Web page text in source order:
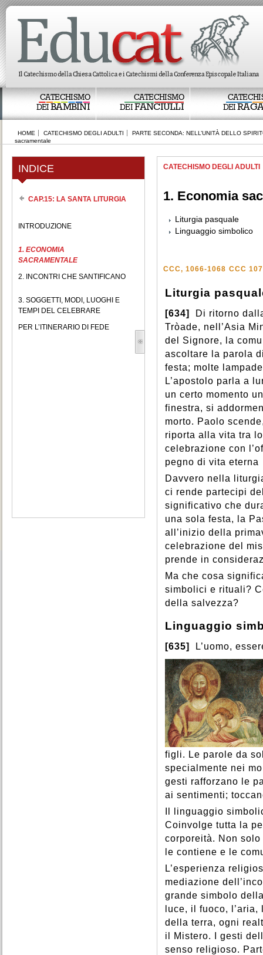
CATECHISMO
DEIBAMBINI
CATECHISMO
DEIFANCIULLI
DEI
HOME CATECHISMO DEGLI ADULTI
PARTE SECONDA: NELL’UNITÀ DELLO
sacramentale
INDICE
CAP.15: LA SANTA LITURGIA
INTRODUZIONE
1. ECONOMIA
SACRAMENTALE
2. INCONTRI CHE SANTIFICANO
3. SOGGETTI, MODI, LUOGHI E
TEMPI DEL CELEBRARE
PER L’ITINERARIO DI FEDE
CATECHISMO DEGLI ADULTI
1. Economia
Liturgia pasquale
Linguaggio simbolico
CCC, 1066-1068 CCC
Liturgia
[634]
Di ritorno
Tròade, nell’Asia
del Signore, la
ascoltare la parola
festa; molte
L’apostolo parla a
un certo momento
finestra, si
morto. Paolo
riporta alla vita tra
celebrazione con
pegno di vita eterna
Davvero nella
ci rende partecipi
significativo che
una sola festa, la
all’inizio della
celebrazione del
prende in
Ma che cosa
simbolici e rituali?
della salvezza?
Linguaggio
[635] L’uomo,
figli. Le parole da
specialmente nei
gesti rafforzano le
ai sentimenti;
Il linguaggio
Coinvolge tutta la
corporeità. Non
le contiene e le
L’esperienza
mediazione
grande simbolo
luce, il fuoco,
della terra, ogni
il Mistero. I gesti
senso religioso.